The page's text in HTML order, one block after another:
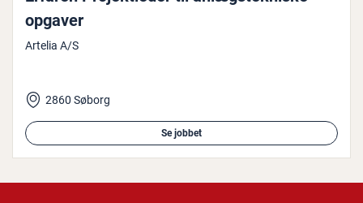
opgaver
Artelia A/S
2860 Søborg
Se jobbet